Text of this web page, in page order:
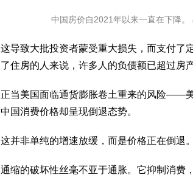
中国房价自2021年以来一直在下降。
这导致大批投资者蒙受重大损失，而支付了
了住房的人来说，许多人的负债额已超过房
正当美国面临通货膨胀卷土重来的风险——
中国消费价格却呈现倒退态势。
这并非单纯的增速放缓，而是价格正在倒退。
通缩的破坏性丝毫不亚于通胀。它抑制消费